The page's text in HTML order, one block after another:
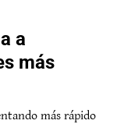
a
más
más rápido